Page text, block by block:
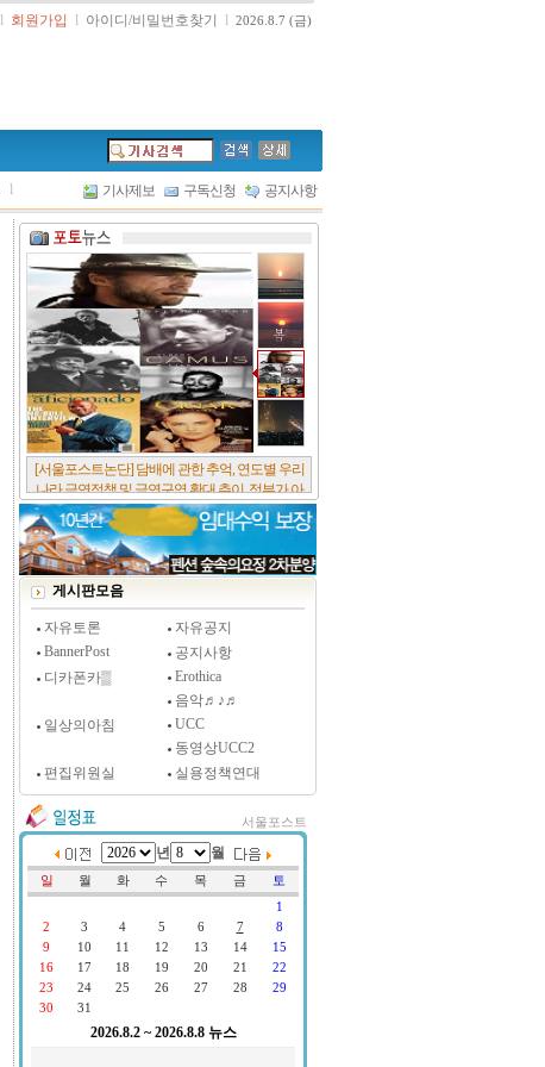
l 회원가입 l 아이디/비밀번호찾기 l 2026.8.7 (금)
l 기사제보 구독신청 공지사항
[서울포스트논단] 담배에 관한 추억, 연도별 우리
나라 금연정책 및 금연구역 확대 추이, 정부가 아
무리 더 해롭다고 사기를 쳐대도 피워 본 사람은
다 안다, 전자담배시장은 10년새 폭발적 증가세..
[시사저널 인터뷰] 윤방부 연세대 의대 명예교수,
"골초에게 전자담배를 허하라"
게시판모음
자유토론
자유공지
BannerPost
공지사항
디카폰카▒
Erothica
음악♬♪♬
일상의아침
UCC
동영상UCC2
편집위원실
실용정책연대
서울포스트